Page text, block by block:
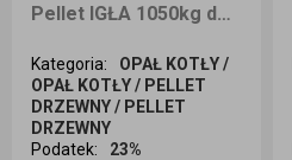
Pellet IGŁA 1050kg dostawa Wrocław i okolice
Kategoria:
OPAŁ KOTŁY /
OPAŁ KOTŁY / PELLET
DRZEWNY / PELLET
DRZEWNY
Podatek:
23%